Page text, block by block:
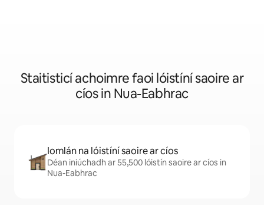
Staitisticí achoimre faoi lóistíní saoire ar
cíos in Nua-Eabhrac
Iomlán na lóistíní saoire ar cíos
Déan iniúchadh ar 55,500 lóistín saoire ar cíos in
Nua-Eabhrac